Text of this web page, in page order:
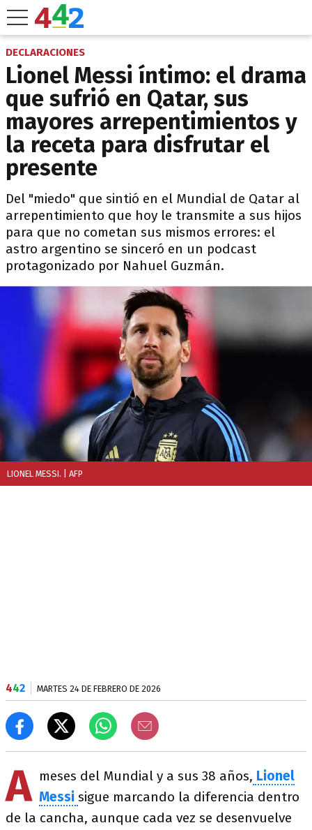
DECLARACIONES
Lionel Messi íntimo: el drama
que sufrió en Qatar, sus
mayores arrepentimientos y
la receta para disfrutar el
presente
Del "miedo" que sintió en el Mundial de Qatar al
arrepentimiento que hoy le transmite a sus hijos
para que no cometan sus mismos errores: el
astro argentino se sinceró en un podcast
protagonizado por Nahuel Guzmán.
LIONEL MESSI. | AFP
442 MARTES 24 DE FEBRERO DE 2026
A meses del Mundial y a sus 38 años, Lionel
Messi sigue marcando la diferencia dentro
de la cancha, aunque cada vez se desenvuelve